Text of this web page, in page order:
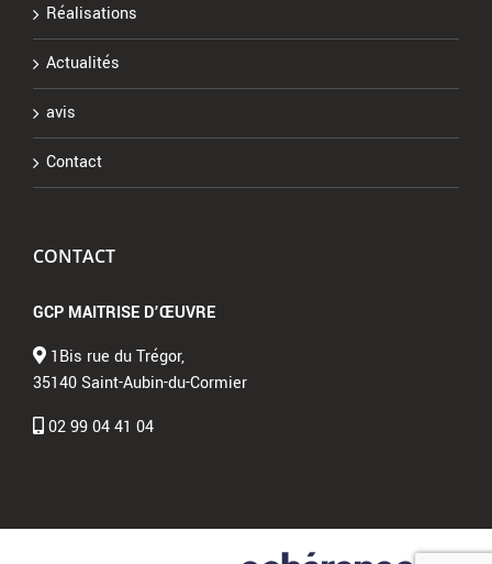
Réalisations
Actualités
avis
Contact
CONTACT
GCP MAITRISE D’ŒUVRE
1Bis rue du Trégor,
35140 Saint-Aubin-du-Cormier
02 99 04 41 04